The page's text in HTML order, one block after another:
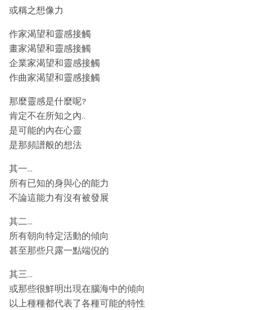
或稱之想像力
作家渴望和靈感接觸
畫家渴望和靈感接觸
企業家渴望和靈感接觸
作曲家渴望和靈感接觸
那麼靈感是什麼呢?
肯定不在所知之內..
是可能的內在心靈
是那頻譜般的想法
其一…
所有已知的身與心的能力
不論這能力有沒有被發展
其二…
所有朝向特定活動的傾向
甚至那些只露一點端倪的
其三…
或那些很鮮明出現在腦海中的傾向
以上種種都代表了各種可能的特性